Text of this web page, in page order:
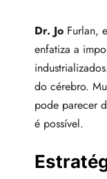
Dr. Jo Furlan,
enfatiza a
do cérebro.
pode parecer
é possível.